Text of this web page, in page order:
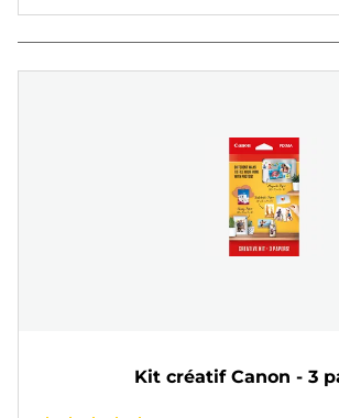
Kit créatif Canon - 3